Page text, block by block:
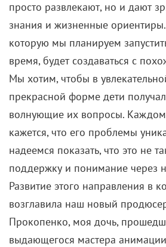
просто развлекают, но и дают
знания и жизненные
которую мы планируем
время, будет создаваться с
Мы хотим, чтобы в
прекрасной форме дети
волнующие их вопросы.
кажется, что его проблемы
надеемся показать, что это не
поддержку и понимание через
Развитие этого направления в
возглавила наш новый
Прокопенко, моя дочь,
выдающегося мастера